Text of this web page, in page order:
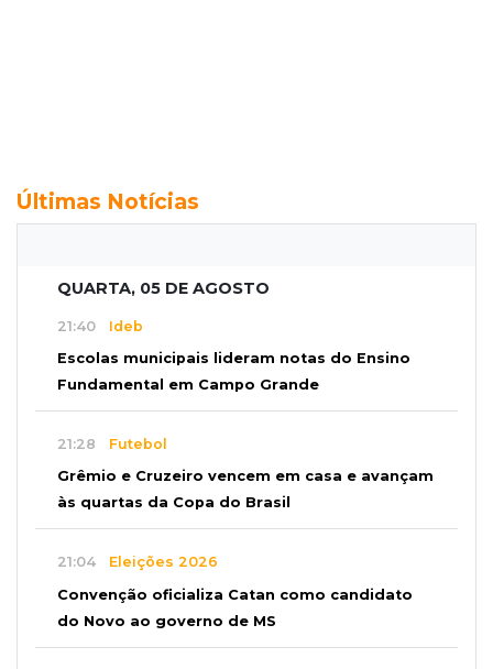
Últimas Notícias
QUARTA, 05 DE AGOSTO
21:40 Ideb
Escolas municipais lideram notas do Ensino
Fundamental em Campo Grande
21:28 Futebol
Grêmio e Cruzeiro vencem em casa e avançam
às quartas da Copa do Brasil
21:04 Eleições 2026
Convenção oficializa Catan como candidato
do Novo ao governo de MS